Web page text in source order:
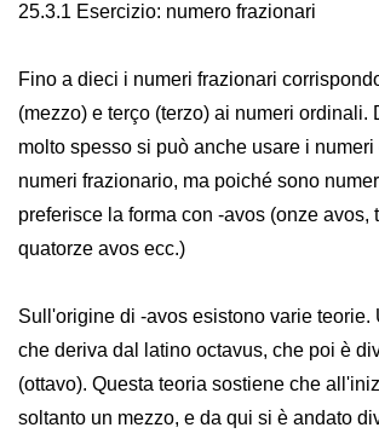
25.3.1 Esercizio: numero frazionari
Fino a dieci i numeri frazionari
(mezzo) e terço (terzo) ai numeri ordinali.
molto spesso si può anche usare i
numeri frazionario, ma poiché sono
preferisce la forma con -avos (onze avos,
quatorze avos ecc.)
Sull'origine di -avos esistono varie teorie.
che deriva dal latino octavus, che poi è
(ottavo). Questa teoria sostiene che
soltanto un mezzo, e da qui si è andato